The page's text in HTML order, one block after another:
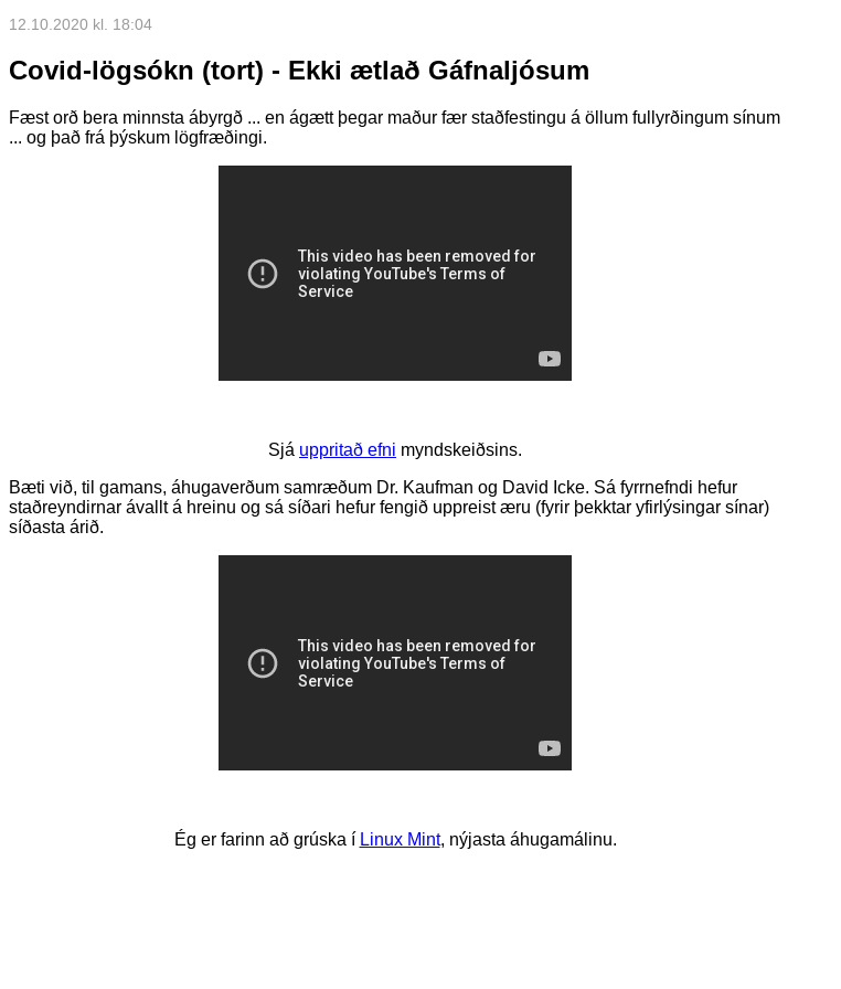
12.10.2020 kl. 18:04
Covid-lögsókn (tort) - Ekki ætlað Gáfnaljósum
Fæst orð bera minnsta ábyrgð ... en ágætt þegar maður fær staðfestingu á öllum fullyrðingum sínum
... og það frá þýskum lögfræðingi.
Sjá uppritað efni myndskeiðsins.
Bæti við, til gamans, áhugaverðum samræðum Dr. Kaufman og David Icke. Sá fyrrnefndi hefur
staðreyndirnar ávallt á hreinu og sá síðari hefur fengið uppreist æru (fyrir þekktar yfirlýsingar sínar)
síðasta árið.
Ég er farinn að grúska í Linux Mint, nýjasta áhugamálinu.